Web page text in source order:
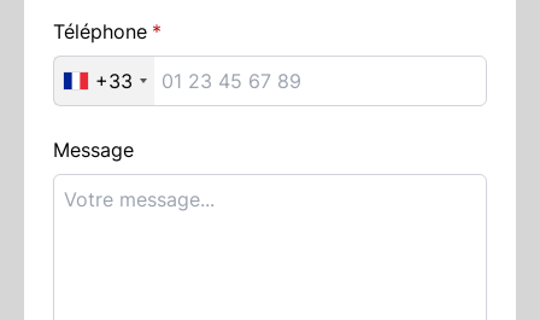
Téléphone
+33
Message